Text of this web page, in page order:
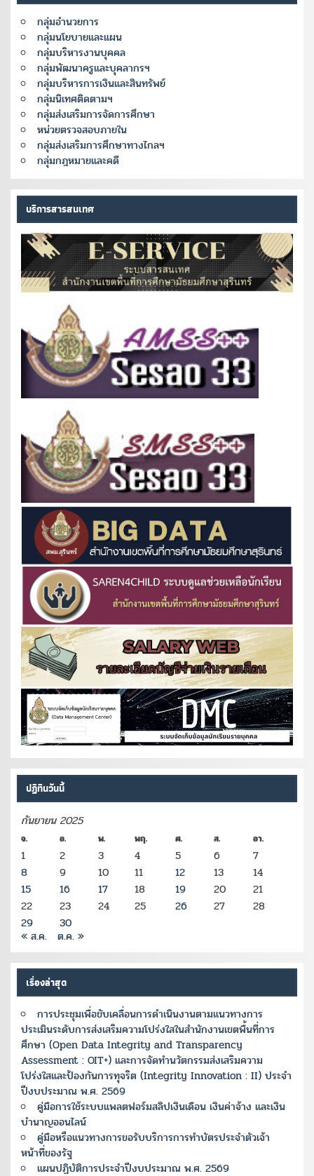
กลุ่มอำนวยการ
กลุ่มนโยบายและแผน
กลุ่มบริหารงานบุคคล
กลุ่มพัฒนาครูและบุคลากรฯ
กลุ่มบริหารการเงินและสินทรัพย์
กลุ่มนิเทศติดตามฯ
กลุ่มส่งเสริมการจัดการศึกษา
หน่วยตรวจสอบภายใน
กลุ่มส่งเสริมการศึกษาทางไกลฯ
กลุ่มกฎหมายและคดี
บริการสารสนเทศ
ปฏิทินวันนี้
กันยายน 2025
จ. อ. พ. พฤ. ศ. ส. อา.
1 2 3 4 5 6
7
8
9 10 11 12 13
14
15
16 17 18 19 20
21
22
23 24 25 26 27
28
29
30
« ส.ค. ต.ค. »
เรื่องล่าสุด
การประชุมเพื่อขับเคลื่อนการดำเนินงานตามแนวทางการ
ประเมินระดับการส่งเสริมความโปร่งใสในสำนักงานเขตพื้นที่การ
ศึกษา (Open Data Integrity and Transparency
Assessment : OIT+) และการจัดทำนวัตกรรมส่งเสริมความ
โปร่งใสและป้องกันการทุจริต (Integrity Innovation : II) ประจำ
ปีงบประมาณ พ.ศ. 2569
คู่มือการใช้ระบบแพลตฟอร์มสลิปเงินเดือน เงินค่าจ้าง และเงิน
บำนาญออนไลน์
คู่มือหรือแนวทางการขอรับบริการการทำบัตรประจำตัวเจ้า
หน้าที่ของรัฐ
แผนปฏิบัติการประจำปีงบประมาณ พ.ศ. 2569